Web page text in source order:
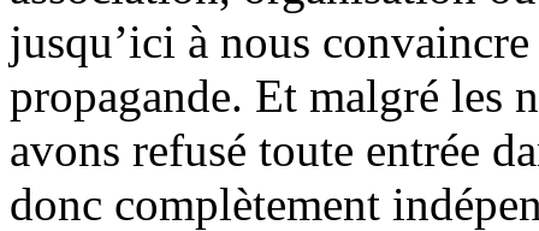
jusqu’ici à nous
propagande. Et malgré les
avons refusé toute entrée
donc complètement